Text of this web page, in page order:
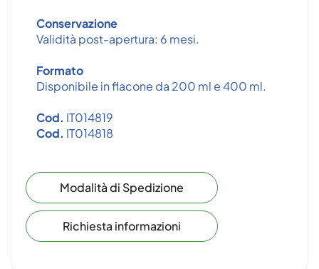
Conservazione
Validità post-apertura: 6 mesi.
Formato
Disponibile in flacone da 200 ml e 400 ml.
Cod. IT014819
Cod. IT014818
Modalità di Spedizione
Richiesta informazioni